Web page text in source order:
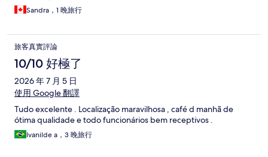
Sandra，1 晚旅行
旅客真實評論
10/10 好極了
2026 年 7 月 5 日
使用 Google 翻譯
Tudo excelente . Localização maravilhosa , café d manhã de
ótima qualidade e todo funcionários bem receptivos .
Ivanilde a，3 晚旅行